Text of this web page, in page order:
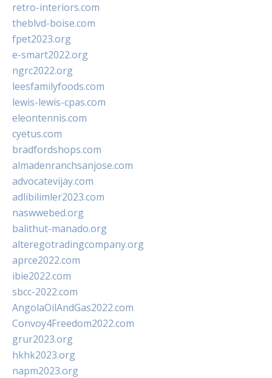
retro-interiors.com
theblvd-boise.com
fpet2023.org
e-smart2022.org
ngrc2022.org
leesfamilyfoods.com
lewis-lewis-cpas.com
eleontennis.com
cyetus.com
bradfordshops.com
almadenranchsanjose.com
advocatevijay.com
adlibilimler2023.com
naswwebed.org
balithut-manado.org
alteregotradingcompany.org
aprce2022.com
ibie2022.com
sbcc-2022.com
AngolaOilAndGas2022.com
Convoy4Freedom2022.com
grur2023.org
hkhk2023.org
napm2023.org